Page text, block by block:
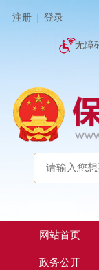
注册 登录
无障
网站首页
政务公开